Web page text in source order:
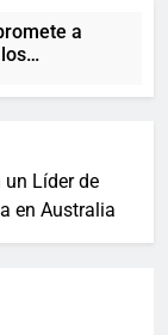
a
Socks
un Líder de
en Australia